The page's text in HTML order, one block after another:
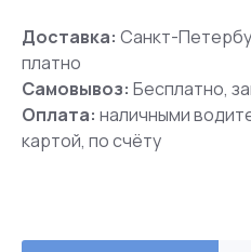
Доставка: Санкт-
платно
Самовывоз: Бесплатно,
Оплата: наличными
картой, по счёту